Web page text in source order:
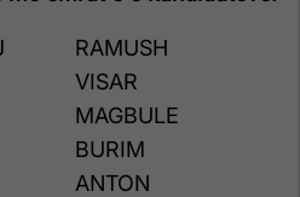
RAMUSH
VISAR
MAGBULE
BURIM
ANTON